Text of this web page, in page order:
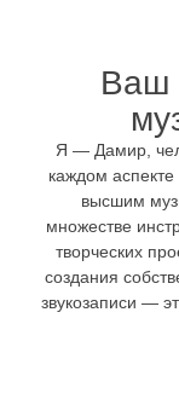
Ваш
Я — Дамир,
каждом
высшим
множестве
творческих
создания
звукозаписи —